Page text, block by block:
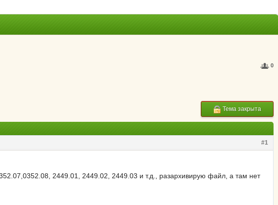
0
Тема закрыта
#1
2449.01, 2449.02, 2449.03 и т.д., разархивирую файл, а там нет